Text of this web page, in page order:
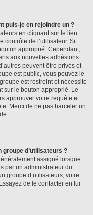
puis-je en rejoindre un ?
en cliquant sur le lien
contrôle de l’utilisateur. Si
approprié. Cependant,
aux nouvelles adhésions.
peuvent être privés et
est public, vous pouvez le
est restreint et nécessite
sur le bouton approprié. Le
approuver votre requête et
Merci de ne pas harceler un
groupe d’utilisateurs ?
assigné lorsque
par un administrateur du
groupe d’utilisateurs, votre
de le contacter en lui